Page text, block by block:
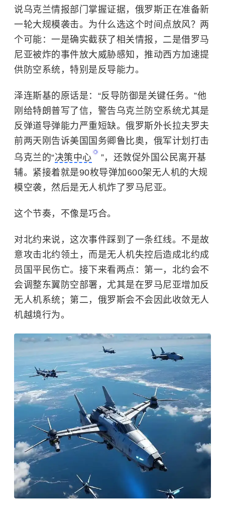
说乌克兰情报部门掌握证据，俄罗斯正在准备新
一轮大规模袭击。为什么选这个时间点放风？两
个可能：一是确实截获了相关情报，二是借罗马
尼亚被炸的事件放大威胁感知，推动西方加速提
供防空系统，特别是反导能力。
泽连斯基的原话是：“反导防御是关键任务。”他
刚给特朗普写了信，警告乌克兰防空系统尤其是
反弹道导弹能力严重短缺。俄罗斯外长拉夫罗夫
前两天刚告诉美国国务卿鲁比奥，俄军计划打击
乌克兰的“决策中心
”，还敦促外国公民离开基
辅。紧接着就是90枚导弹加600架无人机的大规
模空袭，然后是无人机炸了罗马尼亚。
这个节奏，不像是巧合。
对北约来说，这次事件踩到了一条红线。不是故
意攻击北约领土，而是无人机失控后造成北约成
员国平民伤亡。接下来看两点：第一，北约会不
会调整东翼防空部署，尤其是在罗马尼亚增加反
无人机系统；第二，俄罗斯会不会因此收敛无人
机越境行为。